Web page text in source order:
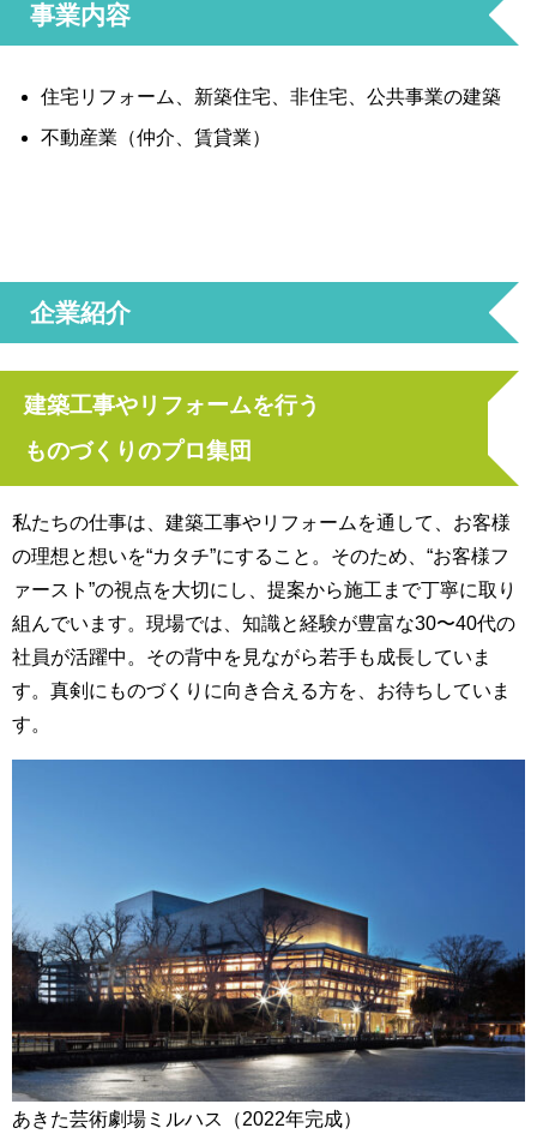
事業内容
住宅リフォーム、新築住宅、非住宅、公共事業の建築
不動産業（仲介、賃貸業）
企業紹介
建築工事やリフォームを行う
ものづくりのプロ集団
私たちの仕事は、建築工事やリフォームを通して、お客様
の理想と想いを“カタチ”にすること。そのため、“お客様フ
ァースト”の視点を大切にし、提案から施工まで丁寧に取り
組んでいます。現場では、知識と経験が豊富な30〜40代の
社員が活躍中。その背中を見ながら若手も成長していま
す。真剣にものづくりに向き合える方を、お待ちしていま
す。
あきた芸術劇場ミルハス（2022年完成）